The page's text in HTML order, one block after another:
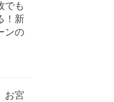
でも
！新
ンの
お宮